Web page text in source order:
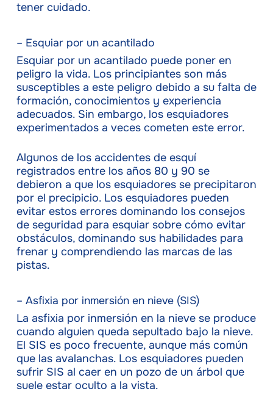
tener cuidado.
– Esquiar por un acantilado
Esquiar por un acantilado puede poner en
peligro la vida. Los principiantes son más
susceptibles a este peligro debido a su falta de
formación, conocimientos y experiencia
adecuados. Sin embargo, los esquiadores
experimentados a veces cometen este error.
Algunos de los accidentes de esquí
registrados entre los años 80 y 90 se
debieron a que los esquiadores se precipitaron
por el precipicio. Los esquiadores pueden
evitar estos errores dominando los consejos
de seguridad para esquiar sobre cómo evitar
obstáculos, dominando sus habilidades para
frenar y comprendiendo las marcas de las
pistas.
– Asfixia por inmersión en nieve (SIS)
La asfixia por inmersión en la nieve se produce
cuando alguien queda sepultado bajo la nieve.
El SIS es poco frecuente, aunque más común
que las avalanchas. Los esquiadores pueden
sufrir SIS al caer en un pozo de un árbol que
suele estar oculto a la vista.